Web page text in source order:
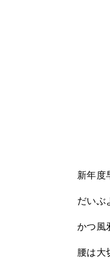
新年度
だいぶ
かつ風
腰は大